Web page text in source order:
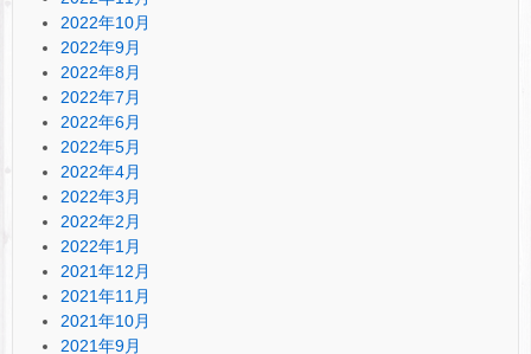
2022年10月
2022年9月
2022年8月
2022年7月
2022年6月
2022年5月
2022年4月
2022年3月
2022年2月
2022年1月
2021年12月
2021年11月
2021年10月
2021年9月